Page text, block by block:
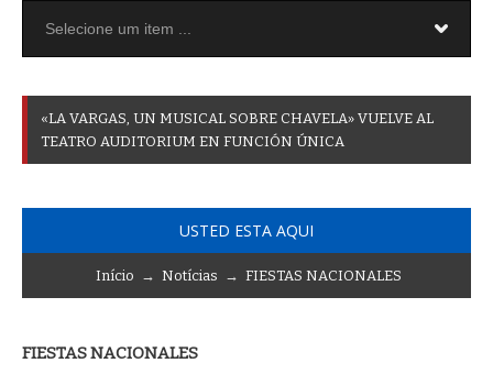
«LA VARGAS UN MUSICAL SOBRE CHAVELA» VUELVE AL
TEATRO AUDITORIUM EN FUNCIÓN ÚNICA
USTED ESTA AQUI
Início → Notícias → FIESTAS NACIONALES
FIESTAS NACIONALES